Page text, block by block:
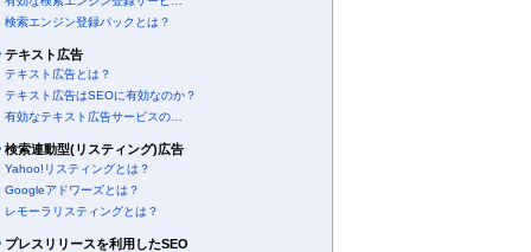
検索エンジン登録パックとは？
テキスト広告
テキスト広告とは？
テキスト広告はSEOに有効なのか？
有効なテキスト広告サービスの…
検索連動型(リスティング)広告
Yahoo!リスティングとは？
Googleアドワーズとは？
レモーラリスティングとは？
プレスリリースを利用したSEO